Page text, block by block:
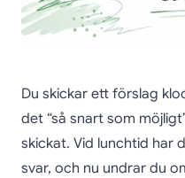
Du skickar ett förslag
det “så snart som
skickat. Vid lunchtid har
svar, och nu undrar du